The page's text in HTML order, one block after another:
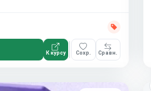
К курсу Сохр. Сравн.